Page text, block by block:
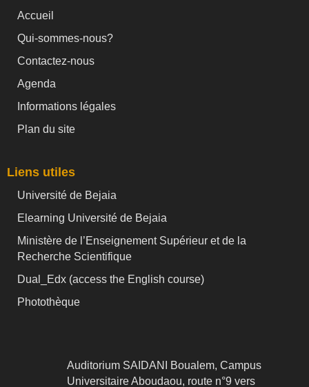
Accueil
Qui-sommes-nous?
Contactez-nous
Agenda
Informations légales
Plan du site
Liens utiles
Université de Bejaia
Elearning Université de Bejaia
Ministère de l’Enseignement Supérieur et de la
Recherche Scientifique
Dual_Edx (access the English course)
Photothèque
Auditorium SAIDANI Boualem, Campus
Universitaire Aboudaou, route n°9 vers